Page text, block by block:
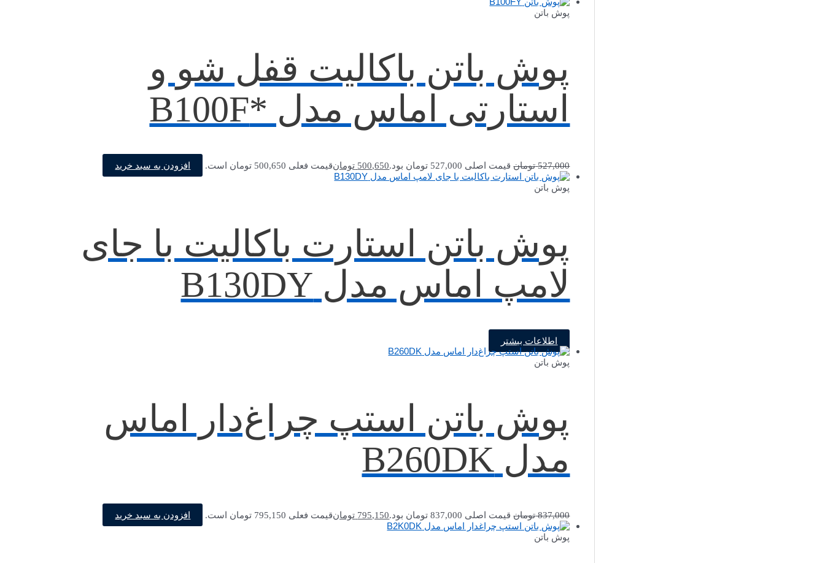
پوش باتن
پوش باتن باکالیت قفل شو و
استارتی اماس مدل *B100F
527,000 تومان قیمت اصلی 527,000 تومان بود. 500,650 تومانقیمت فعلی 500,650 تومان است. افزودن به سبد خرید
پوش باتن
پوش باتن استارت باکالیت با جای
لامپ اماس مدل B130DY
اطلاعات بیشتر
پوش باتن
پوش باتن استپ چراغ‌دار اماس
مدل B260DK
837,000 تومان قیمت اصلی 837,000 تومان بود. 795,150 تومانقیمت فعلی 795,150 تومان است. افزودن به سبد خرید
پوش باتن